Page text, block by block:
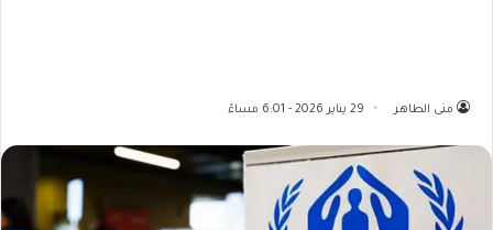
منى الطاهر 29 يناير 2026 - 6:01 مساءً